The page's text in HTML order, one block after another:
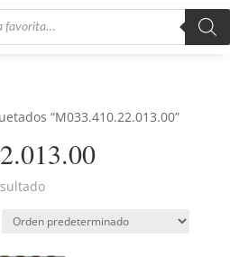
“M033.410.22.013.00”